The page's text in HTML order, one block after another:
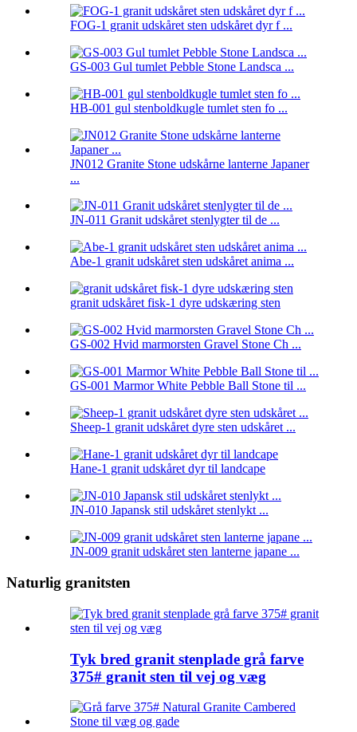
FOG-1 granit udskåret sten udskåret dyr f ...
GS-003 Gul tumlet Pebble Stone Landsca ...
HB-001 gul stenboldkugle tumlet sten fo ...
JN012 Granite Stone udskårne lanterne Japaner
...
JN-011 Granit udskåret stenlygter til de ...
Abe-1 granit udskåret sten udskåret anima ...
granit udskåret fisk-1 dyre udskæring sten
GS-002 Hvid marmorsten Gravel Stone Ch ...
GS-001 Marmor White Pebble Ball Stone til ...
Sheep-1 granit udskåret dyre sten udskåret ...
Hane-1 granit udskåret dyr til landcape
JN-010 Japansk stil udskåret stenlykt ...
JN-009 granit udskåret sten lanterne japane ...
Naturlig granitsten
Tyk bred granit stenplade grå farve
375# granit sten til vej og væg